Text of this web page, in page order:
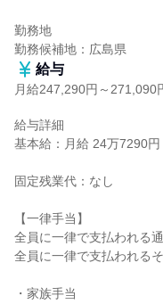
勤務地
勤務候補地：広島県
給与
月給247,290円～271,090
給与詳細
基本給：月給 24万7290
固定残業代：なし
【一律手当】
全員に一律で支払われる
全員に一律で支払われる
・家族手当